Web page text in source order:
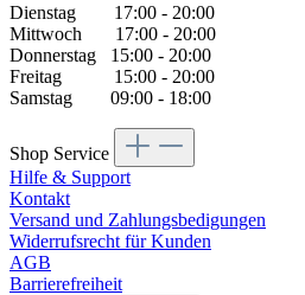
Dienstag 17:00 - 20:00
Mittwoch 17:00 - 20:00
Donnerstag 15:00 - 20:00
Freitag 15:00 - 20:00
Samstag 09:00 - 18:00
Shop Service
Hilfe & Support
Kontakt
Versand und Zahlungsbedigungen
Widerrufsrecht für Kunden
AGB
Barrierefreiheit